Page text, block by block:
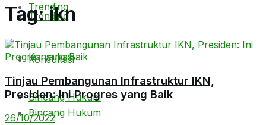
Trending
Konsultasi
Bincang Hukum
Trending
Konsultasi
Bincang Hukum
Tag:ikn
Tinjau Pembangunan Infrastruktur IKN,
Presiden: Ini Progres yang Baik
26/10/2022